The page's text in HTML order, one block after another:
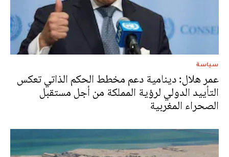
سياسة
عمر هلال: دينامية دعم مخطط الحكم الذاتي تعكس
التأييد الدولي لرؤية المملكة من أجل مستقبل
الصحراء المغربية